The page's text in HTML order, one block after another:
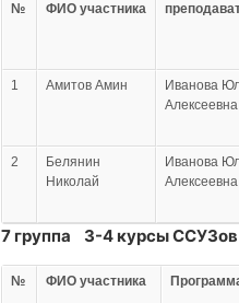
№ ФИО участника
1 Амитов Амин
Иванова
Алексеевна
2
Белянин
Николай
Иванова
Алексеевна
7 группа 3-4 курсы ССУЗов
№ ФИО участника